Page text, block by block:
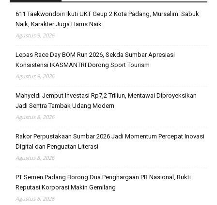
611 Taekwondoin Ikuti UKT Geup 2 Kota Padang, Mursalim: Sabuk
Naik, Karakter Juga Harus Naik
Agustus 9, 2026
Lepas Race Day BOM Run 2026, Sekda Sumbar Apresiasi
Konsistensi IKASMANTRI Dorong Sport Tourism
Agustus 9, 2026
Mahyeldi Jemput Investasi Rp7,2 Triliun, Mentawai Diproyeksikan
Jadi Sentra Tambak Udang Modern
Agustus 8, 2026
Rakor Perpustakaan Sumbar 2026 Jadi Momentum Percepat Inovasi
Digital dan Penguatan Literasi
Agustus 8, 2026
PT Semen Padang Borong Dua Penghargaan PR Nasional, Bukti
Reputasi Korporasi Makin Gemilang
Agustus 8, 2026